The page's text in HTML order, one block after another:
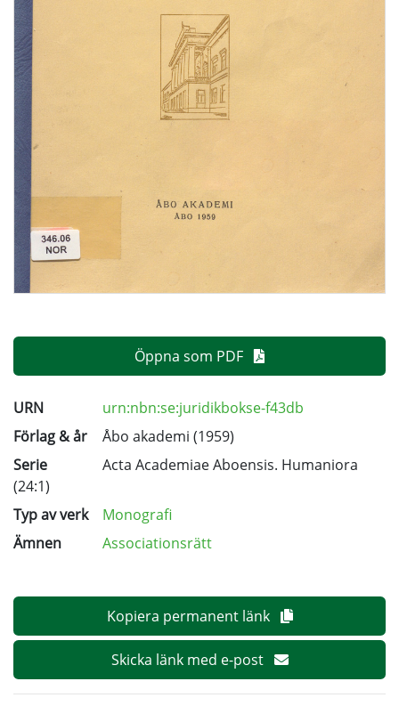
Öppna som PDF
URN
urn:nbn:se:juridikbokse-f43db
Förlag & år
Åbo akademi (1959)
Serie
Acta Academiae Aboensis. Humaniora
(24:1)
Typ av verk
Monografi
Ämnen
Associationsrätt
Kopiera permanent länk
Skicka länk med e-post